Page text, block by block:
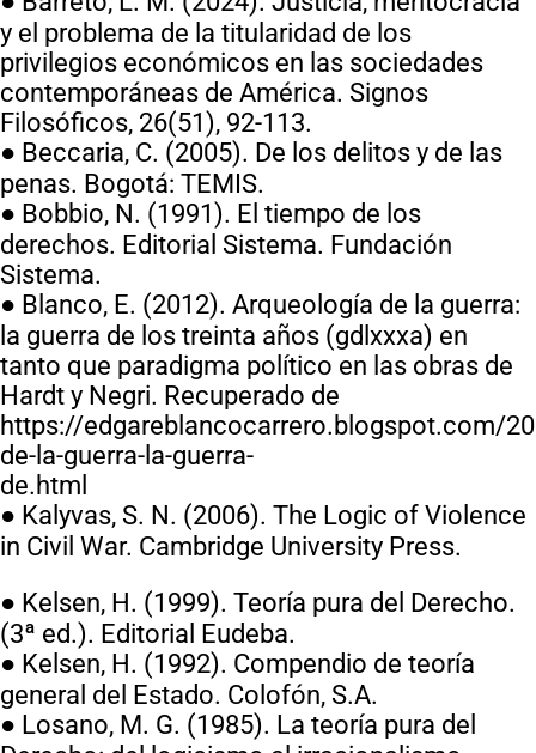
y el problema de la titularidad de los
privilegios económicos en las sociedades
contemporáneas de América. Signos
Filosóficos, 26(51), 92-113.
● Beccaria, C. (2005). De los delitos y de las
penas. Bogotá: TEMIS.
● Bobbio, N. (1991). El tiempo de los
derechos. Editorial Sistema. Fundación
Sistema.
● Blanco, E. (2012). Arqueología de la guerra:
la guerra de los treinta años (gdlxxxa) en
tanto que paradigma político en las obras de
Hardt y Negri. Recuperado de
https://edgareblancocarrero.blogspot.com/
de-la-guerra-la-guerra-
de.html
● Kalyvas, S. N. (2006). The Logic of Violence
in Civil War. Cambridge University Press.
● Kelsen, H. (1999). Teoría pura del Derecho.
(3ª ed.). Editorial Eudeba.
● Kelsen, H. (1992). Compendio de teoría
general del Estado. Colofón, S.A.
● Losano, M. G. (1985). La teoría pura del